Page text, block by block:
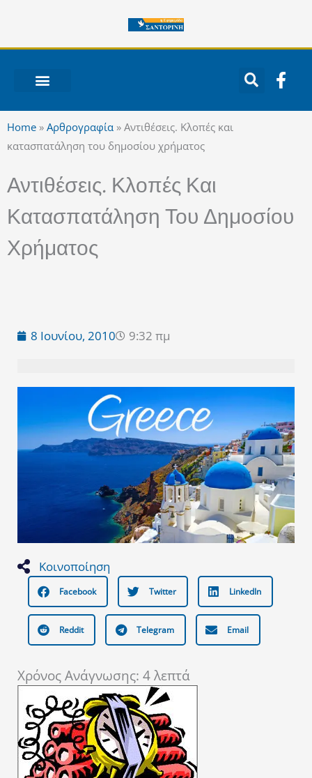
περιεχόμενο
F
a
f
Home » Αρθρογραφία » Αντιθέσεις. Κλοπές και
κατασπατάληση του δημοσίου χρήματος
Αντιθέσεις. Κλοπές Και
Κατασπατάληση Του Δημοσίου
Χρήματος
8 Ιουνίου, 2010 9:32 πμ
Κοινοποίηση
Facebook Twitter LinkedIn
Reddit Telegram Email
Χρόνος Ανάγνωσης: 4λεπτά